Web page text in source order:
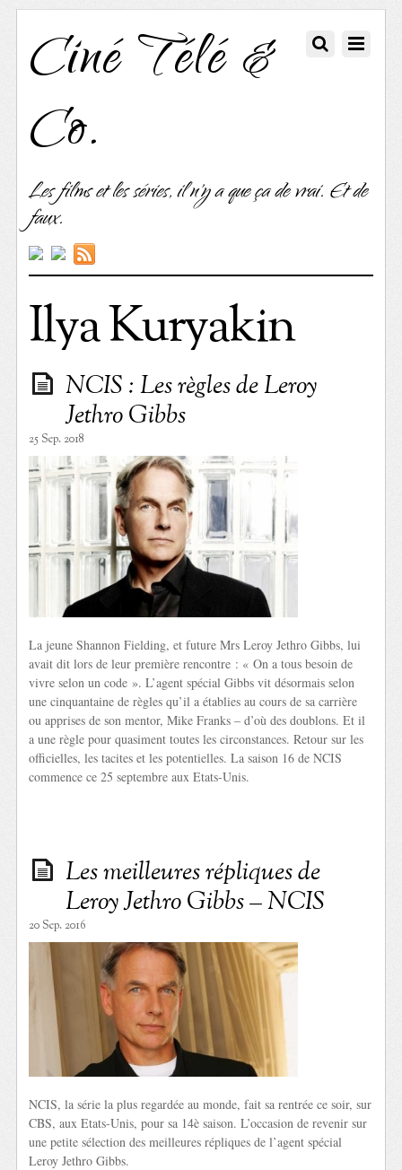
Ciné Télé &
Co.
Les films et les séries, il n'y a que ça de vrai. Et de
faux.
Ilya Kuryakin
NCIS : Les règles de Leroy
Jethro Gibbs
25 Sep. 2018
La jeune Shannon Fielding, et future Mrs Leroy Jethro Gibbs, lui
avait dit lors de leur première rencontre : « On a tous besoin de
vivre selon un code ». L’agent spécial Gibbs vit désormais selon
une cinquantaine de règles qu’il a établies au cours de sa carrière
ou apprises de son mentor, Mike Franks – d’où des doublons. Et il
a une règle pour quasiment toutes les circonstances. Retour sur les
officielles, les tacites et les potentielles. La saison 16 de NCIS
commence ce 25 septembre aux Etats-Unis.
Les meilleures répliques de
Leroy Jethro Gibbs – NCIS
20 Sep. 2016
NCIS, la série la plus regardée au monde, fait sa rentrée ce soir, sur
CBS, aux Etats-Unis, pour sa 14è saison. L’occasion de revenir sur
une petite sélection des meilleures répliques de l’agent spécial
Leroy Jethro Gibbs.